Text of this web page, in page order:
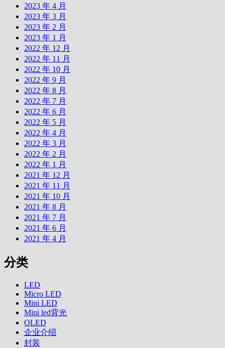
2023 年 4 月
2023 年 3 月
2023 年 2 月
2023 年 1 月
2022 年 12 月
2022 年 11 月
2022 年 10 月
2022 年 9 月
2022 年 8 月
2022 年 7 月
2022 年 6 月
2022 年 5 月
2022 年 4 月
2022 年 3 月
2022 年 2 月
2022 年 1 月
2021 年 12 月
2021 年 11 月
2021 年 10 月
2021 年 8 月
2021 年 7 月
2021 年 6 月
2021 年 4 月
分类
LED
Micro LED
Mini LED
Mini led背光
OLED
企业介绍
封装